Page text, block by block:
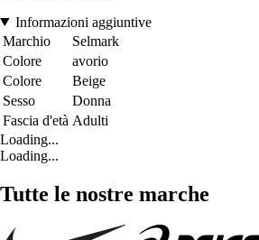
Informazioni aggiuntive
Marchio
Selmark
Colore
avorio
Colore
Beige
Sesso
Donna
Fascia d'età Adulti
Loading...
Loading...
Tutte le nostre marche